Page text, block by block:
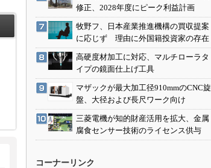
修正、2028年度にピーク利益計画
牧野フ、日本産業推進機構の買収提案
に応じず 理由に外国籍投資家の存在
高硬度材加工に対応、マルチローラタ
イプの鏡面仕上げ工具
マザックが最大加工径910mmのCNC旋
盤、大径および長尺ワーク向け
三菱電機が知的財産活用を拡大、金属
腐食センサー技術のライセンス供与
コーナーリンク